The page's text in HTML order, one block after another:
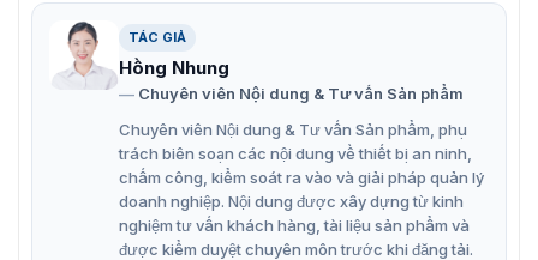
Hộp đựng mối nối hai mạch điện Hikvision DS-2780ZJ-X chống
Đặc điểm chính của hộp đựng mối nối
DS-2780ZJ-X
Khả năng chống bụi, chống nước hoàn hảo với tiêu
chuẩn IP68.
TÁC GIẢ
Hồng Nhung
Chuyên viên Nội dung & Tư vấn Sản phẩm
Chuyên viên Nội dung & Tư vấn Sản phẩm, phụ
trách biên soạn các nội dung về thiết bị an ninh,
chấm công, kiểm soát ra vào và giải pháp quản lý
doanh nghiệp. Nội dung được xây dựng từ kinh
nghiệm tư vấn khách hàng, tài liệu sản phẩm và
được kiểm duyệt chuyên môn trước khi đăng tải.